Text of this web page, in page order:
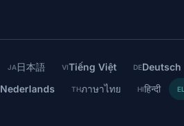
JA日本語 VITiếng Việt DEDeutsch
Nederlands THภาษาไทย HIहिन्दी EL